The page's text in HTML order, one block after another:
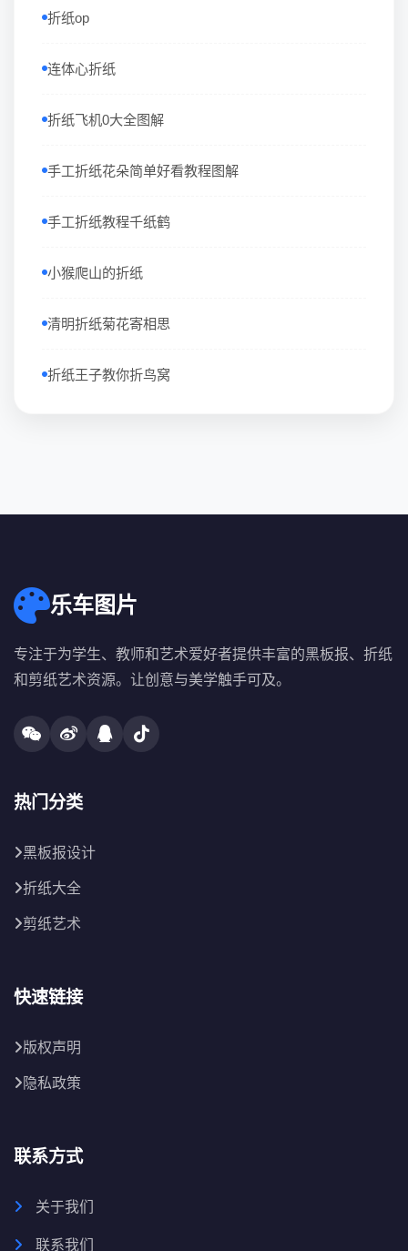
折纸op
连体心折纸
折纸飞机0大全图解
手工折纸花朵简单好看教程图解
手工折纸教程千纸鹤
小猴爬山的折纸
清明折纸菊花寄相思
折纸王子教你折鸟窝
乐车图片
专注于为学生、教师和艺术爱好者提供丰富的黑板报、折纸
和剪纸艺术资源。让创意与美学触手可及。
热门分类
黑板报设计
折纸大全
剪纸艺术
快速链接
版权声明
隐私政策
联系方式
关于我们
联系我们